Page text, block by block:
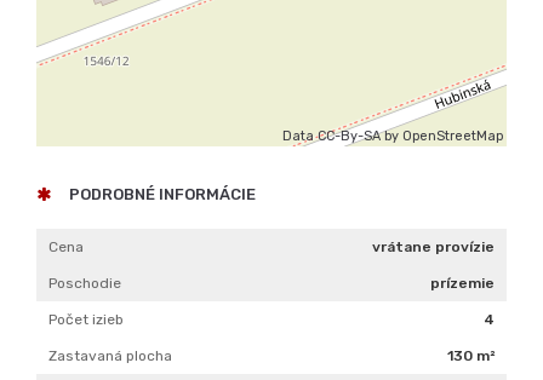
Cena
Poschodie
130 m²
Úžitková plocha 500 m²
Vlastníctvo osobné
Status aktívne
Odvoz odpadu áno